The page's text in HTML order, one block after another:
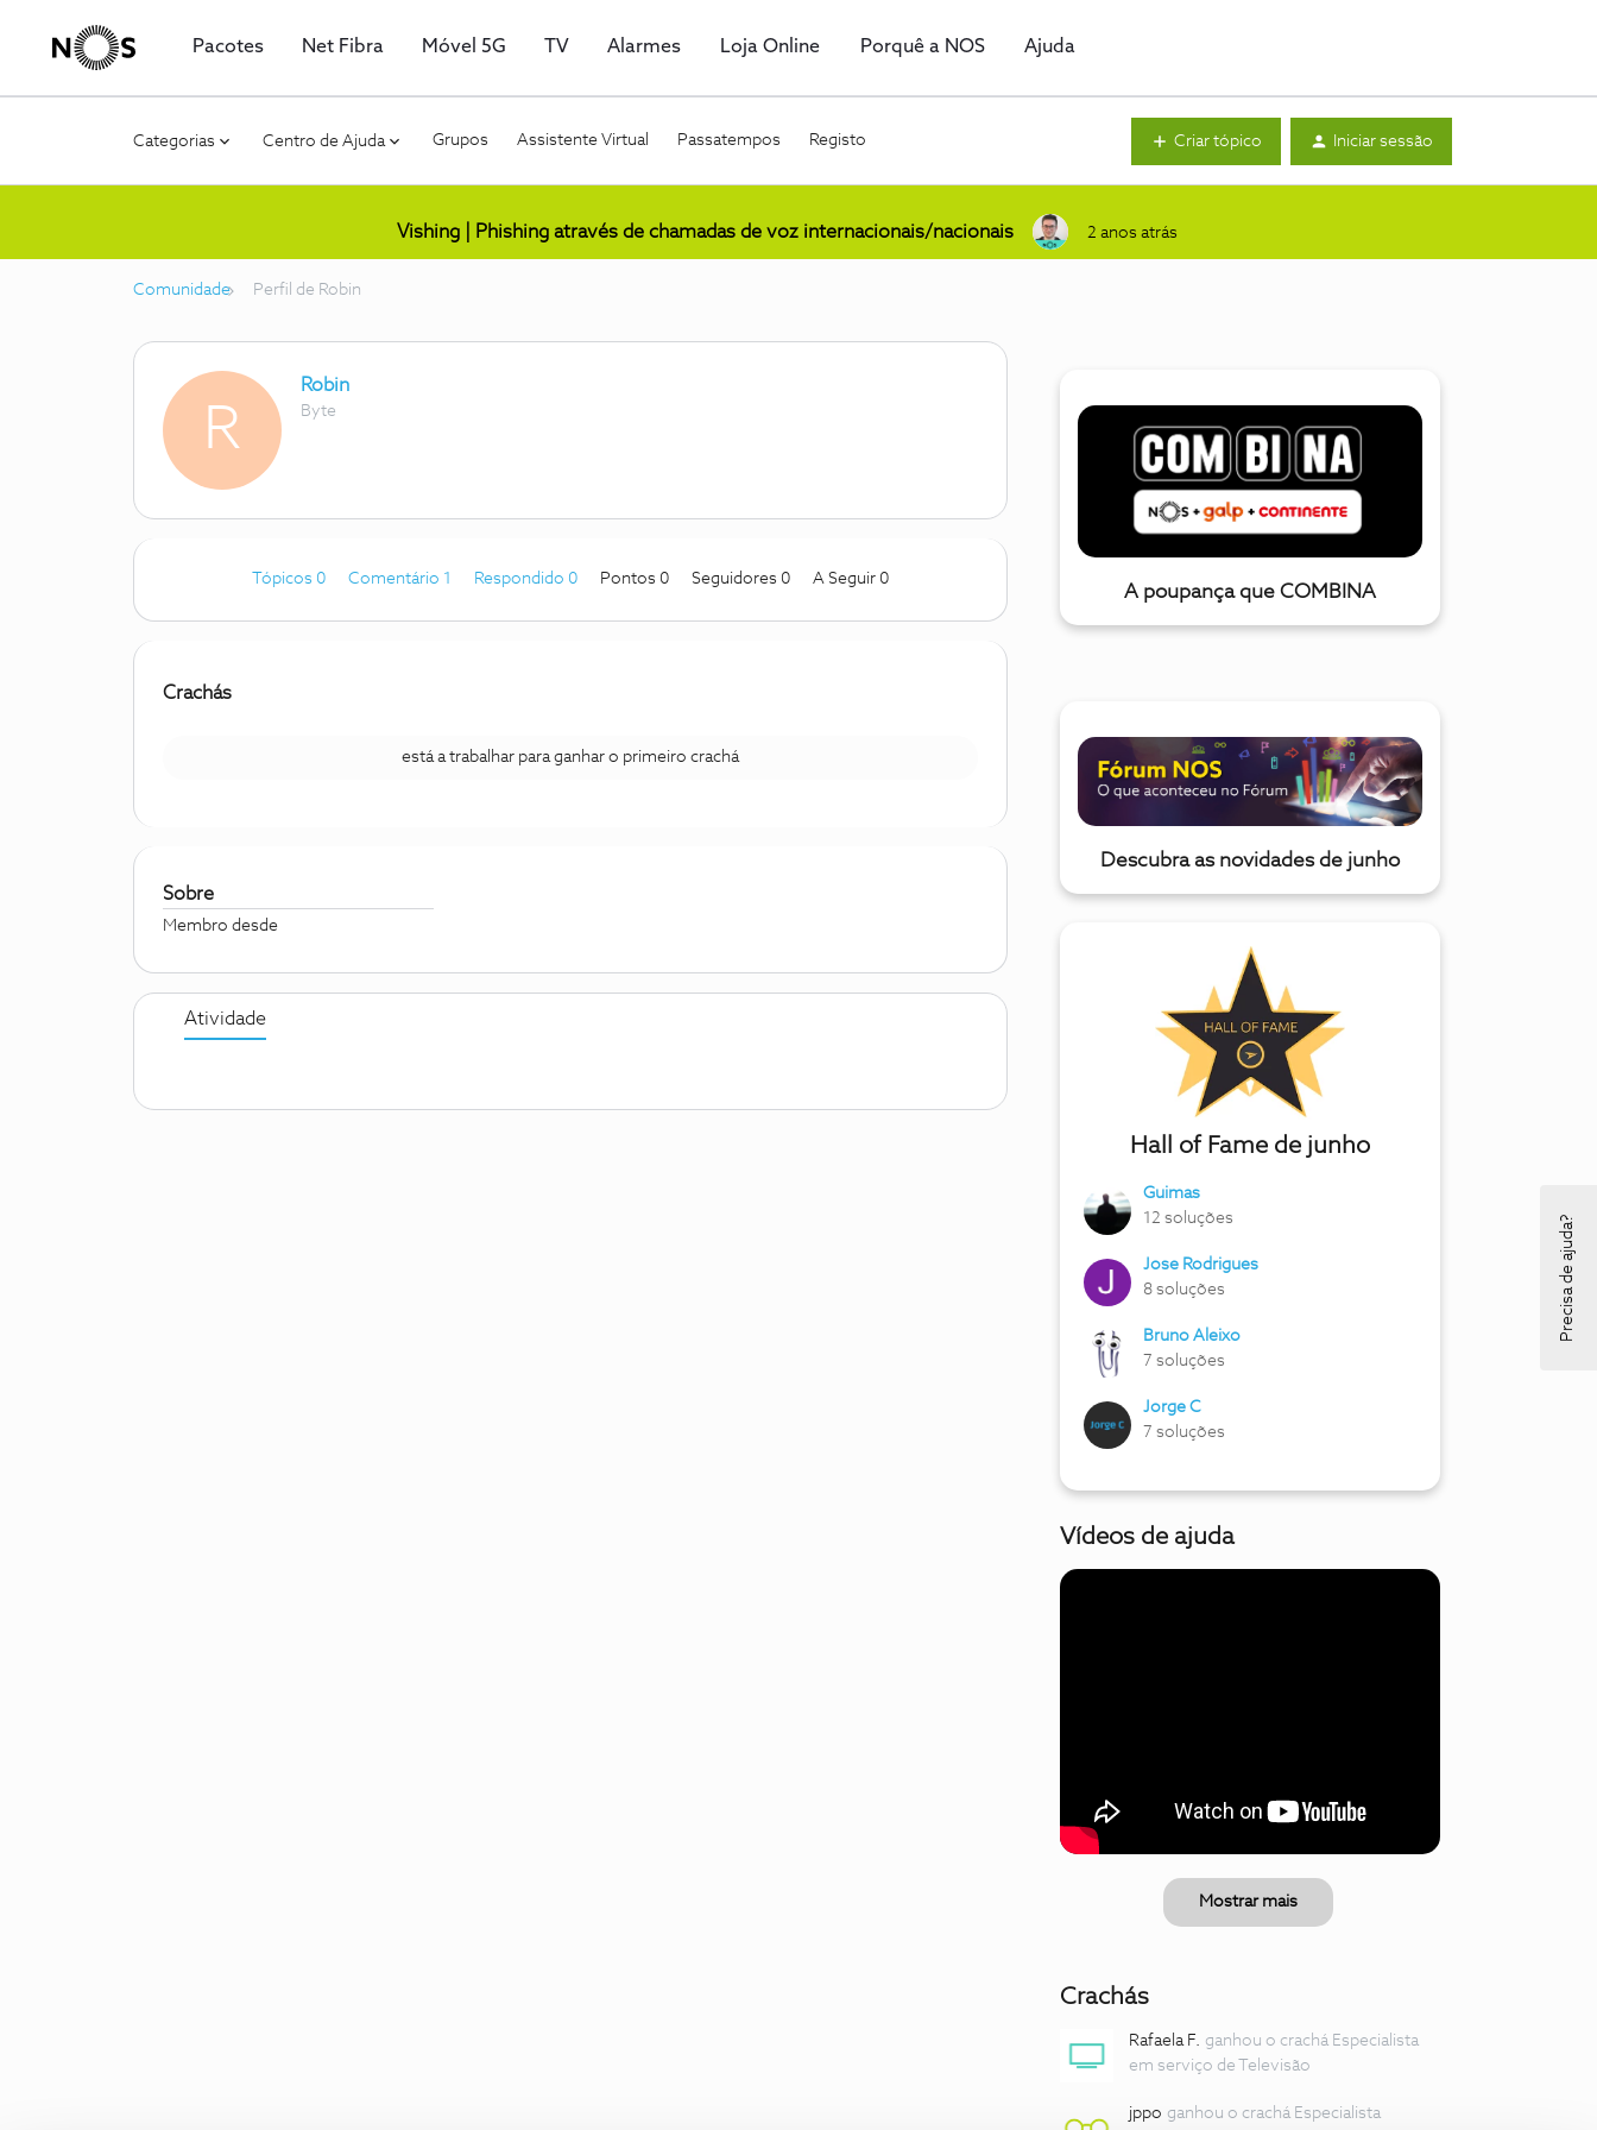
Pacotes Net Fibra Móvel 5G TV Alarmes Loja Online Porquê a NOS Ajuda
Categorias Centro de Ajuda Grupos Assistente Virtual Passatempos Registo Criar tópico Iniciar sessão
Vishing | Phishing através de chamadas de voz internacionais/nacionais 2 anos atrás
Comunidade Perfil de Robin
R
Robin
Byte
Tópicos 0 Comentário 1 Respondido 0 Pontos 0 Seguidores 0 A Seguir 0
Crachás
está a trabalhar para ganhar o primeiro crachá
Sobre
Membro desde
Atividade
A poupança que COMBINA
Descubra as novidades de junho
Hall of Fame de junho
Guimas
12 soluções
Jose Rodrigues
8 soluções
Bruno Aleixo
7 soluções
Jorge C
7 soluções
Vídeos de ajuda
Mostrar mais
Crachás
Rafaela F. ganhou o crachá Especialista
em serviço de Televisão
jppo ganhou o crachá Especialista
Precisa de ajuda?